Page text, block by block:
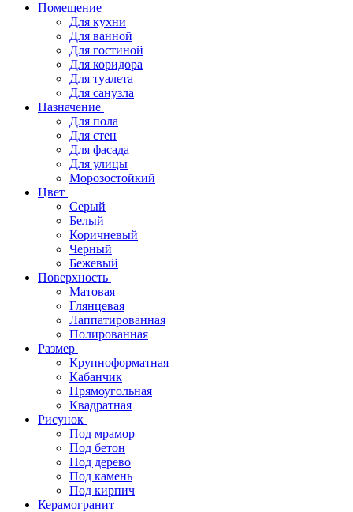
Помещение
Для кухни
Для ванной
Для гостиной
Для коридора
Для туалета
Для санузла
Назначение
Для пола
Для стен
Для фасада
Для улицы
Морозостойкий
Цвет
Серый
Белый
Коричневый
Черный
Бежевый
Поверхность
Матовая
Глянцевая
Лаппатированная
Полированная
Размер
Крупноформатная
Кабанчик
Прямоугольная
Квадратная
Рисунок
Под мрамор
Под бетон
Под дерево
Под камень
Под кирпич
Керамогранит